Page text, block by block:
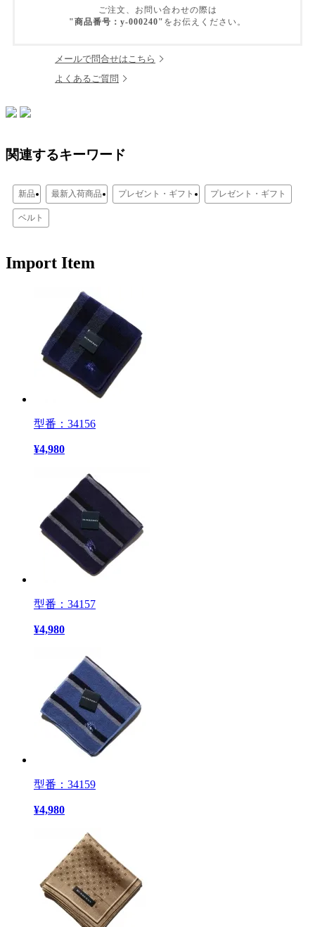
ご注文、お問い合わせの際は
"商品番号：y-000240" をお伝えください。
メールで問合せはこちら
よくあるご質問
関連するキーワード
新品 最新入荷商品 プレゼント・ギフト プレゼント・ギフト
ベルト
Import Item
型番：34156
¥4,980
型番：34157
¥4,980
型番：34159
¥4,980